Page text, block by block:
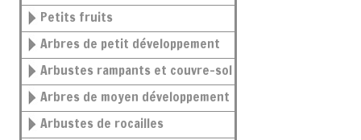
Petits fruits
Arbres de petit développement
Arbustes rampants et couvre-sol
Arbres de moyen développement
Arbustes de rocailles